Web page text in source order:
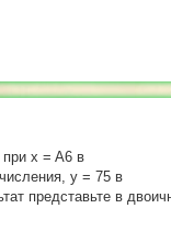
x = A6 в
y = 75 в
представьте в